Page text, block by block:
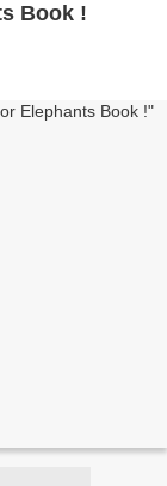
Book !